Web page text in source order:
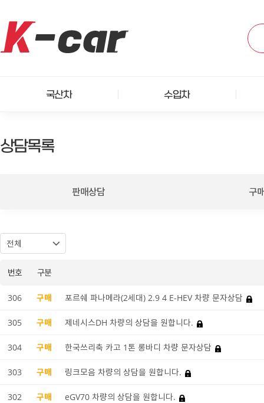
국산차 수입차
상담목록
판매상담 구
번호 구분
306 구매 포르쉐 파나메라(2세대) 2.9 4 E-HEV 차량 문자상담
305 구매 제네시스DH 차량의 상담을 원합니다.
304 구매 한국쓰리축 카고 1톤 롱바디 차량 문자상담
303 구매 링크모음 차량의 상담을 원합니다.
302 구매 eGV70 차량의 상담을 원합니다.